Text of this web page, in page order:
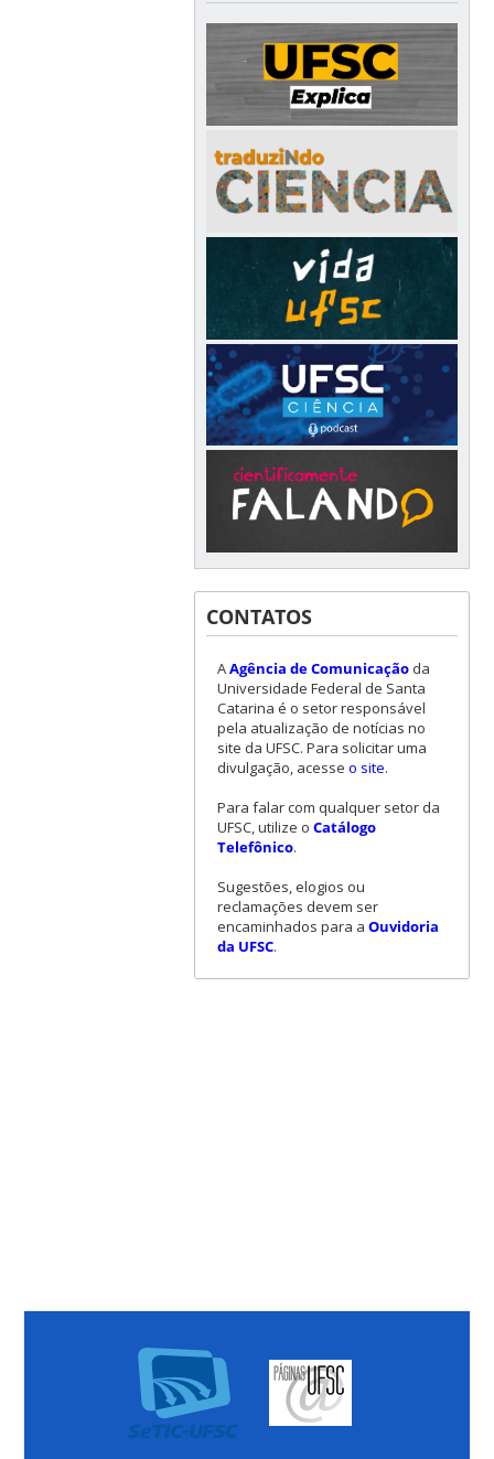
CONTATOS
AAgência de Comunicaçãoda
Universidade Federal de Santa
Catarina é o setor responsável
pela atualização de notícias no
site da UFSC. Para solicitar uma
divulgação, acesse o site.
Para falar com qualquer setor da
UFSC, utilize o Catálogo
Telefônico.
Sugestões, elogios ou
reclamações devem ser
encaminhados para a Ouvidoria
da UFSC.